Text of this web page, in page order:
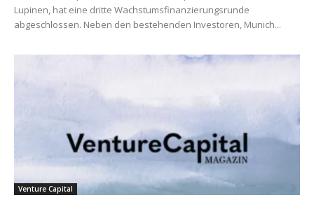
Lupinen, hat eine dritte Wachstumsfinanzierungsrunde
abgeschlossen. Neben den bestehenden Investoren, Munich...
Venture Capital